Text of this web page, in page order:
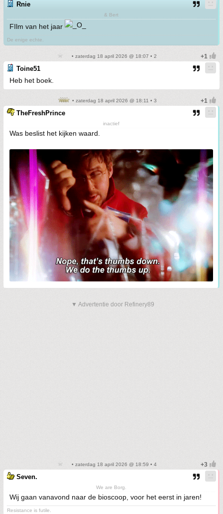
Rnie
& Bert
FIlm van het jaar
De enige echte.
• zaterdag 18 april 2026 @ 18:07 • 2
Toine51
Heb het boek.
• zaterdag 18 april 2026 @ 18:11 • 3
TheFreshPrince
inactief
Was beslist het kijken waard.
▼ Advertentie door Refinery89
• zaterdag 18 april 2026 @ 18:59 • 4
Seven.
We are Borg.
Wij gaan vanavond naar de bioscoop, voor het eerst in jaren!
Resistance is futile.